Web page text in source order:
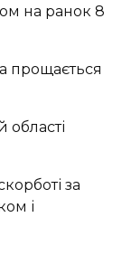
на ранок 8
прощається
області
за
і